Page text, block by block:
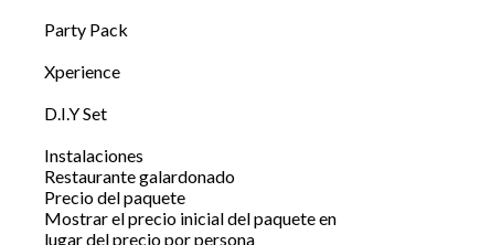
Party Pack
Xperience
D.I.Y Set
Instalaciones
Restaurante galardonado
Precio del paquete
Mostrar el precio inicial del paquete en
lugar del precio por persona